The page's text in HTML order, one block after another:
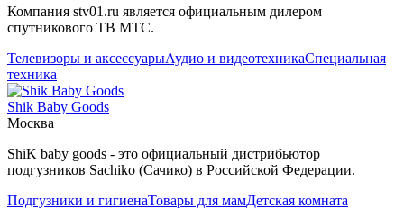
Компания stv01.ru является официальным дилером
спутникового ТВ МТС.
Телевизоры и аксессуарыАудио и видеотехникаСпециальная
техника
Shik Baby Goods
Москва
ShiK baby goods - это официальный дистрибьютор
подгузников Sachiko (Сачико) в Российской Федерации.
Подгузники и гигиенаТовары для мамДетская комната